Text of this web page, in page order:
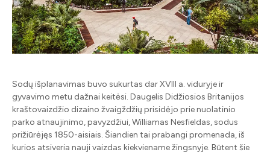
Sodų išplanavimas buvo sukurtas dar XVIII a. viduryje ir
gyvavimo metu dažnai keitėsi. Daugelis Didžiosios Britanijos
kraštovaizdžio dizaino žvaigždžių prisidėjo prie nuolatinio
parko atnaujinimo, pavyzdžiui, Williamas Nesfieldas, sodus
prižiūrėjęs 1850-aisiais. Šiandien tai prabangi promenada, iš
kurios atsiveria nauji vaizdas kiekviename žingsnyje. Būtent šie